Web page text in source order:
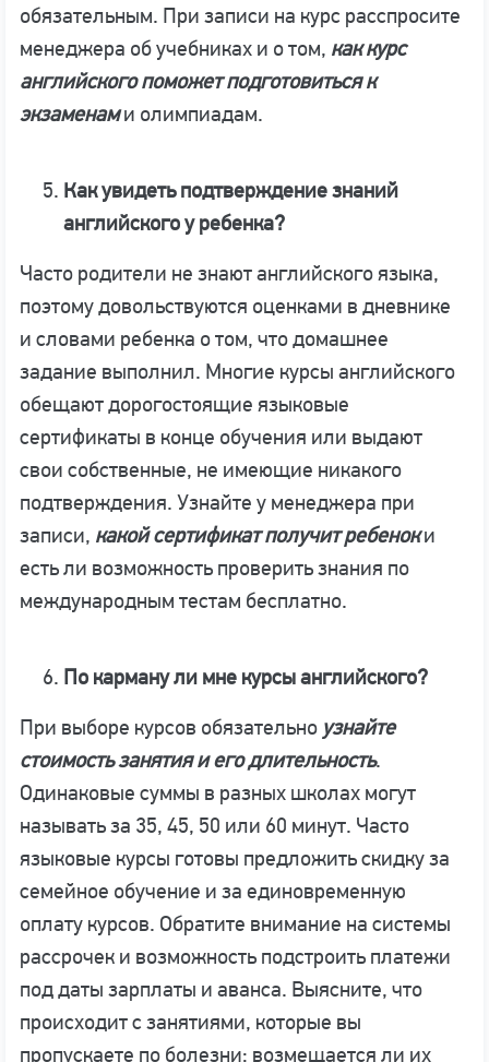
обязательным. При записи на курс расспросите
менеджера об учебниках и о том, как курс
английского поможет подготовиться к
экзаменам и олимпиадам.
Как увидеть подтверждение знаний
английского у ребенка?
Часто родители не знают английского языка,
поэтому довольствуются оценками в дневнике
и словами ребенка о том, что домашнее
задание выполнил. Многие курсы английского
обещают дорогостоящие языковые
сертификаты в конце обучения или выдают
свои собственные, не имеющие никакого
подтверждения. Узнайте у менеджера при
записи, какой сертификат получит ребеноки
есть ли возможность проверить знания по
международным тестам бесплатно.
По карману ли мне курсы английского?
При выборе курсов обязательно узнайте
стоимость занятия и его длительность.
Одинаковые суммы в разных школах могут
называть за 35, 45, 50 или 60 минут. Часто
языковые курсы готовы предложить скидку за
семейное обучение и за единовременную
оплату курсов. Обратите внимание на системы
рассрочек и возможность подстроить платежи
под даты зарплаты и аванса. Выясните, что
происходит с занятиями, которые вы
пропускаете по болезни: возмещается ли их